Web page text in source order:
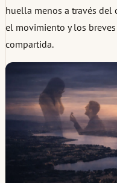
huella menos a través del
el movimiento y los
compartida.